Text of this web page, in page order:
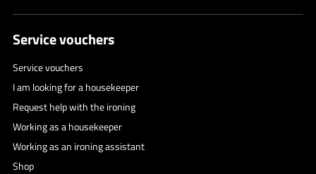
Service vouchers
Service vouchers
I am looking for a housekeeper
Request help with the ironing
Working as a housekeeper
Working as an ironing assistant
Shop